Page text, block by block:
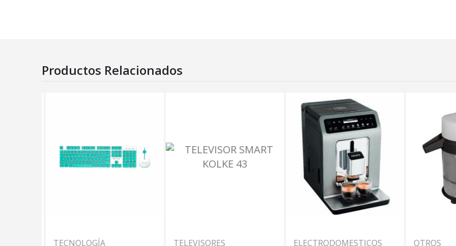
Productos Relacionados
TECNOLOGÍA TELEVISORES ELECTRODOMESTICOS OTROS